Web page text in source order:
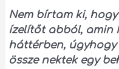
Nem bírtam ki,
ízelítőt abból, amin
háttérben, úgyhogy
össze nektek egy